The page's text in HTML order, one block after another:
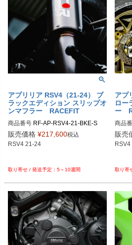
PRN012431-012434-11
PRN012431-012434-12
PRN012431-012434-13
PRN012431-012434-14
PRN012431-012434-15
PRN012431-012434-16
PRN012431-012434-17
PRN012431-012434-18
アプリリア RSV4（21-24） ブ
ラックエディション スリップオ
ンマフラー RACEFIT
商品番号 RF-AP-RSV4-21-BKE-S
販売価格 ¥217,600税込
RSV4 21-24
5～10週間
アプ
ロー
ー
商品
販売